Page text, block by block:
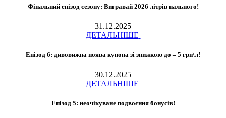
Фінальний епізод сезону: Вигравай 2026 літрів пального!
31.12.2025
ДЕТАЛЬНІШЕ
Епізод 6: дивовижна поява купона зі знижкою до – 5 грн\л!
30.12.2025
ДЕТАЛЬНІШЕ
Епізод 5: неочікуване подвоєння бонусів!